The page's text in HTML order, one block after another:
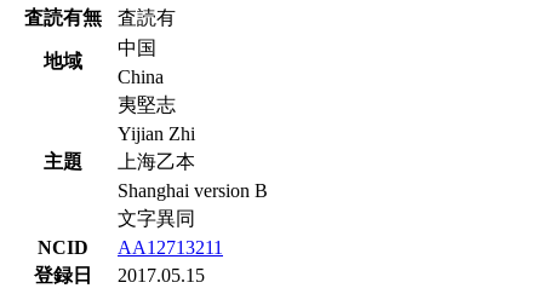
査読有無
査読有
地域
中国
China
主題
夷堅志
Yijian Zhi
上海乙本
Shanghai version B
文字異同
NCID
AA12713211
登録日
2017.05.15